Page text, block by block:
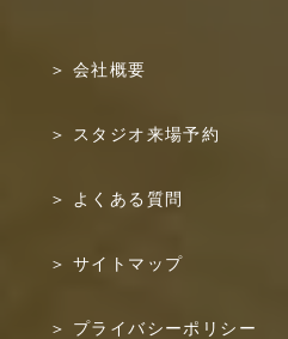
会社概要
スタジオ来場予約
よくある質問
サイトマップ
プライバシーポリシー